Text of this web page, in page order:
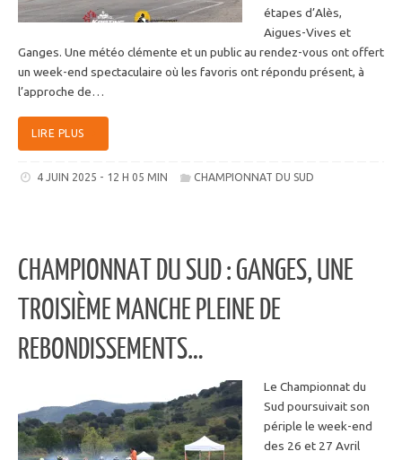
étapes d’Alès,
Aigues-Vives et
Ganges. Une météo clémente et un public au rendez-vous ont offert
un week-end spectaculaire où les favoris ont répondu présent, à
l’approche de…
LIRE PLUS
4 JUIN 2025 - 12 H 05 MIN CHAMPIONNAT DU SUD
CHAMPIONNAT DU SUD : GANGES, UNE
TROISIÈME MANCHE PLEINE DE
REBONDISSEMENTS…
Le Championnat du
Sud poursuivait son
périple le week-end
des 26 et 27 Avril